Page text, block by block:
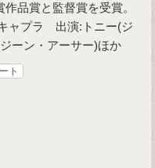
品賞と監督賞を受賞。
ャプラ 出演:トニー(ジ
ーン・アーサー)ほか
ト